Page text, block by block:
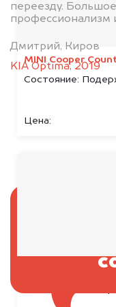
MINI Cooper
Состояние:
Цена:
Honda e:NS1,
переезду.
профессионализм
Дмитрий, Киров
KIA Optima, 2019